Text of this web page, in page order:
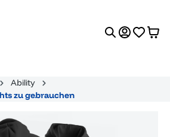
Ability
zu gebrauchen